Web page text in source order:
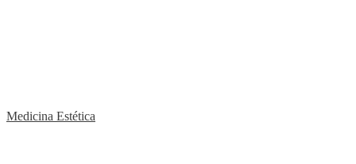
Medicina Estética